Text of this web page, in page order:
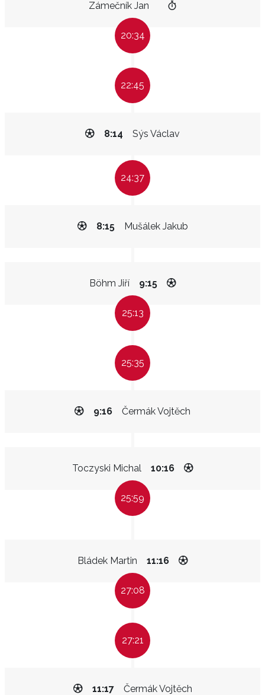
Zámečník Jan
20:34
22:45
Sýs Václav
8:14
24:37
Mušálek Jakub
8:15
Böhm Jiří 9:15
25:13
25:35
Čermák Vojtěch
9:16
Toczyski Michal 10:16
25:59
Bládek Martin 11:16
27:08
27:21
Čermák Vojtěch
11:17